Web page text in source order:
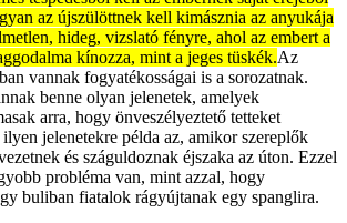
az újszülöttnek kell kimásznia az anyukája
hideg, vizslató fényre, ahol az embert a
kínozza, mint a jeges tüskék.Az
vannak fogyatékosságai is a sorozatnak.
benne olyan jelenetek, amelyek
arra, hogy önveszélyeztető tetteket
jelenetekre példa az, amikor szereplők
és száguldoznak éjszaka az úton. Ezzel
probléma van, mint azzal, hogy
buliban fiatalok rágyújtanak egy spanglira.